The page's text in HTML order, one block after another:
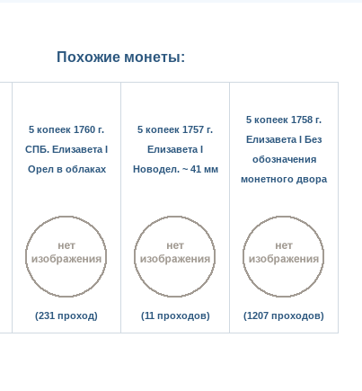
Похожие монеты:
5 копеек 1760 г.
СПБ. Елизавета I
Орел в облаках
(231 проход)
5 копеек 1757 г.
Елизавета I
Новодел. ~ 41 мм
(11 проходов)
5 копеек 1758 г.
Елизавета I Без
обозначения
монетного двора
(1207 проходов)